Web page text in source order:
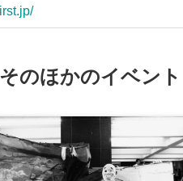
そのほかのイベント